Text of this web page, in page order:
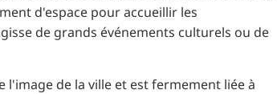
d'espace pour accueillir les
de grands événements culturels ou de
l'image de la ville et est fermement liée à